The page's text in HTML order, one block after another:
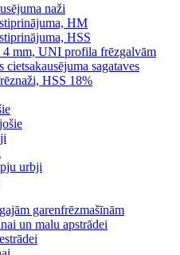
naži
HM
HSS
mm, UNI profila frēzgalvām
cietsakausējuma sagataves
HSS 18%
urbji
garenfrēzmašīnām
un malu apstrādei